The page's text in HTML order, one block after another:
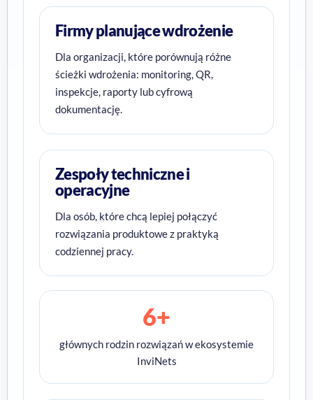
Firmy planujące wdrożenie
Dla organizacji, które porównują różne
ścieżki wdrożenia: monitoring, QR,
inspekcje, raporty lub cyfrową
dokumentację.
Zespoły techniczne i
operacyjne
Dla osób, które chcą lepiej połączyć
rozwiązania produktowe z praktyką
codziennej pracy.
6+
głównych rodzin rozwiązań w ekosystemie
InviNets